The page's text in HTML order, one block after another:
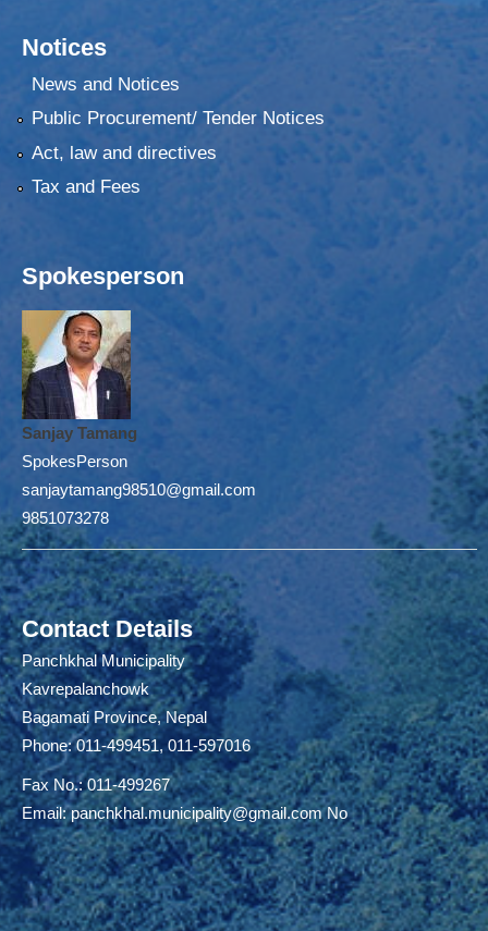
Notices
News and Notices
Public Procurement/ Tender Notices
Act, law and directives
Tax and Fees
Spokesperson
Sanjay Tamang
SpokesPerson
sanjaytamang98510@gmail.com
9851073278
Contact Details
Panchkhal Municipality
Kavrepalanchowk
Bagamati Province, Nepal
Phone: 011-499451, 011-597016
Fax No.: 011-499267
Email:panchkhal.municipality@gmail.comNo